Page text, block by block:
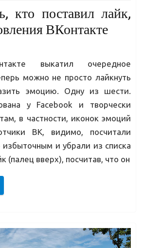
кто поставил лайк,
ВКонтакте
выкатил очередное
можно не просто лайкнуть
эмоцию. Одну из шести.
у Facebook и творчески
в частности, иконок эмоций
ВК, видимо, посчитали
и убрали из списка
(палец вверх), посчитав, что он